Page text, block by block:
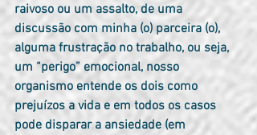
raivoso ou um assalto, de uma
discussão com minha (o) parceira (o),
alguma frustração no trabalho, ou seja,
um “perigo” emocional, nosso
organismo entende os dois como
prejuízos a vida e em todos os casos
pode disparar a ansiedade (em